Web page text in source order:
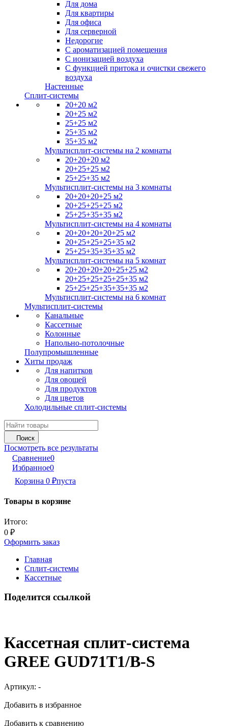
Для дома
Для квартиры
Для офиса
Для серверной
Недорогие
С ароматизацией помещения
С ионизацией воздуха
С функцией притока и очистки свежего
воздуха
Настенные
Сплит-системы
20+20 м2
20+25 м2
25+25 м2
25+35 м2
35+35 м2
Мультисплит-системы на 2 комнаты
20+20+20 м2
20+25+25 м2
25+25+35 м2
Мультисплит-системы на 3 комнаты
20+20+20+25 м2
20+25+25+25 м2
25+25+35+35 м2
Мультисплит-системы на 4 комнаты
20+20+20+20+25 м2
20+25+25+25+35 м2
25+25+35+35+35 м2
Мультисплит-системы на 5 комнат
20+20+20+20+25+25 м2
20+25+25+25+25+35 м2
25+25+25+35+35+35 м2
Мультисплит-системы на 6 комнат
Мультисплит-системы
Канальные
Кассетные
Колонные
Напольно-потолочные
Полупромышленные
Хиты продаж
Для напитков
Для овощей
Для продуктов
Для цветов
Холодильные сплит-системы
Поиск
Посмотреть все результаты
Сравнение0
Избранное0
Корзина 0 ₽пуста
Товары в корзине
Итого:
0 ₽
Оформить заказ
Главная
Сплит-системы
Кассетные
Поделится ссылкой
Кассетная сплит-система
GREE GUD71T1/B-S
Артикул: -
Добавить в избранное
Добавить к сравнению